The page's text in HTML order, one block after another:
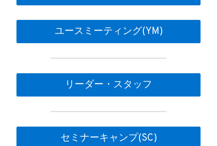
ユースミーティング(YM)
リーダー・スタッフ
セミナーキャンプ(SC)